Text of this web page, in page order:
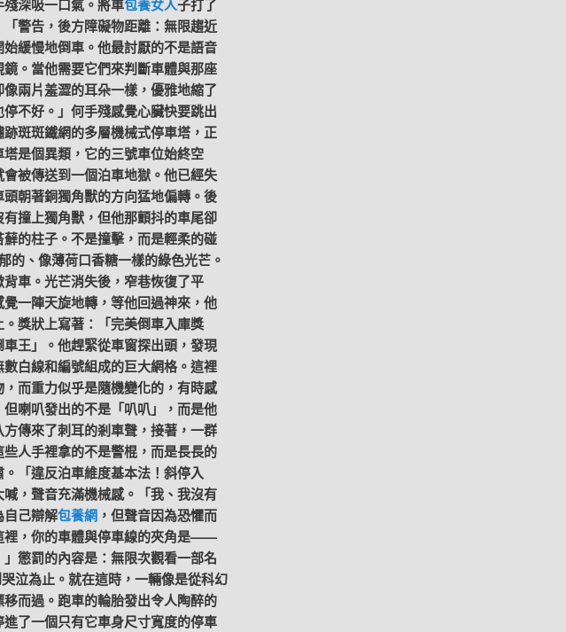
深吸一口氣。將車包養女人子打了
警告，後方障礙物距離：無限趨近
緩慢地倒車。他最討厭的不是語音
。當他需要它們來判斷車體與那座
兩片羞澀的耳朵一樣，優雅地縮了
不好。」何手殘感覺心臟快要跳出
斑斑鐵網的多層機械式停車塔，正
是個異類，它的三號車位始終空
被傳送到一個泊車地獄。他已經失
朝著銅獨角獸的方向猛地偏轉。後
撞上獨角獸，但他那顫抖的車尾卻
的柱子。不是撞擊，而是輕柔的碰
的、像薄荷口香糖一樣的綠色光芒。
車。光芒消失後，窄巷恢復了平
一陣天旋地轉，等他回過神來，他
獎狀上寫著：「完美倒車入庫獎
王」。他趕緊從車窗探出頭，發現
白線和編號組成的巨大網格。這裡
而重力似乎是隨機變化的，有時感
喇叭發出的不是「叭叭」，而是他
傳來了刺耳的剎車聲，接著，一群
人手裡拿的不是警棍，而是長長的
「違反泊車維度基本法！斜停入
，聲音充滿機械感。「我、我沒有
己辯解包養網，但聲音因為恐懼而
裡，你的車體與停車線的夾角是——
懲罰的內容是：無限次觀看一部名
泣為止。就在這時，一輛像是從科幻
而過。跑車的輪胎發出令人陶醉的
了一個只有它車身尺寸寬度的停車